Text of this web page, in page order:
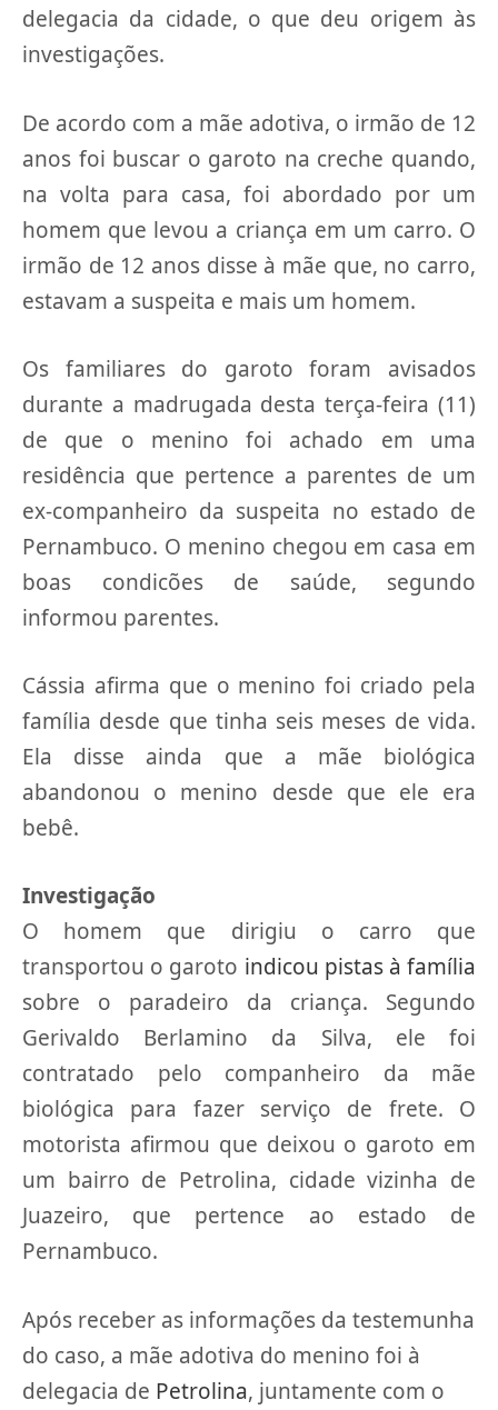
delegacia da cidade, o que deu origem às
investigações.
De acordo com a mãe adotiva, o irmão de 12
anos foi buscar o garoto na creche quando,
na volta para casa, foi abordado por um
homem que levou a criança em um carro. O
irmão de 12 anos disse à mãe que, no carro,
estavam a suspeita e mais um homem.
Os familiares do garoto foram avisados
durante a madrugada desta terça-feira (11)
de que o menino foi achado em uma
residência que pertence a parentes de um
ex-companheiro da suspeita no estado de
Pernambuco. O menino chegou em casa em
boas condicões de saúde, segundo
informou parentes.
Cássia afirma que o menino foi criado pela
família desde que tinha seis meses de vida.
Ela disse ainda que a mãe biológica
abandonou o menino desde que ele era
bebê.
Investigação
O homem que dirigiu o carro que
transportou o garoto indicou pistas à família
sobre o paradeiro da criança. Segundo
Gerivaldo Berlamino da Silva, ele foi
contratado pelo companheiro da mãe
biológica para fazer serviço de frete. O
motorista afirmou que deixou o garoto em
um bairro de Petrolina, cidade vizinha de
Juazeiro, que pertence ao estado de
Pernambuco.
Após receber as informações da testemunha
do caso, a mãe adotiva do menino foi à
delegacia de Petrolina, juntamente com o